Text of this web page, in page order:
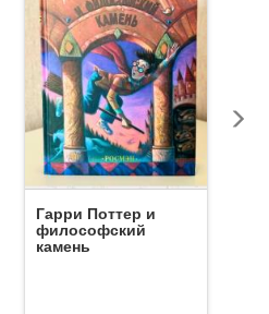
Гарри Поттер и
философский
камень